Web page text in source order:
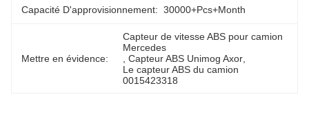
Capacité D'approvisionnement: 30000+Pcs+Month
Mettre en évidence:
Capteur de vitesse ABS pour camion
Mercedes
, Capteur ABS Unimog Axor
Le capteur ABS du camion
0015423318